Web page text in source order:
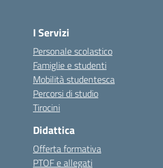
I Servizi
Personale scolastico
Famiglie e studenti
Mobilità studentesca
Percorsi di studio
Tirocini
Didattica
Offerta formativa
PTOF e allegati